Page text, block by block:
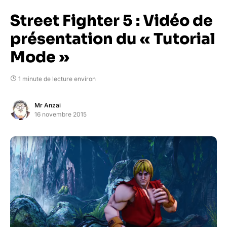
Street Fighter 5 : Vidéo de
présentation du « Tutorial
Mode »
1 minute de lecture environ
Mr Anzai
16 novembre 2015